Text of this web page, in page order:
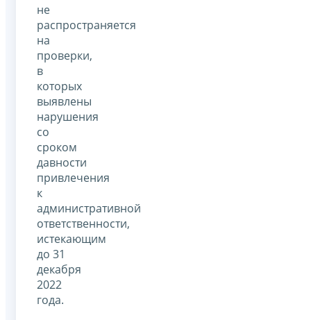
не
распространяется
на
проверки,
в
которых
выявлены
нарушения
со
сроком
давности
привлечения
к
административной
ответственности,
истекающим
до 31
декабря
2022
года.